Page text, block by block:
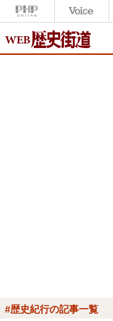
#歴史紀行の記事一覧